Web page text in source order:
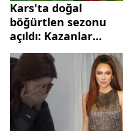
Kars'ta doğal
böğürtlen sezonu
açıldı: Kazanlar
reçeller için
kaynayacak